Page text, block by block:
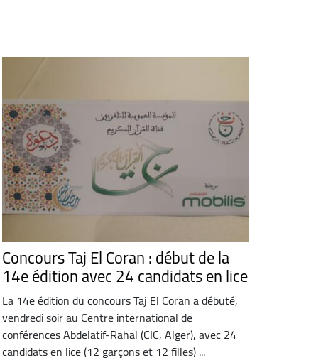
Concours Taj El Coran : début de la
14e édition avec 24 candidats en lice
La 14e édition du concours Taj El Coran a débuté,
vendredi soir au Centre international de
conférences Abdelatif-Rahal (CIC, Alger), avec 24
candidats en lice (12 garçons et 12 filles) ...